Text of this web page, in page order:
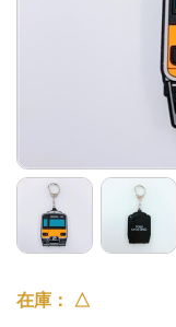
在庫 △